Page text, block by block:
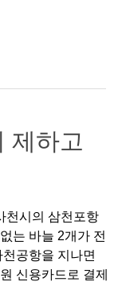
제하고
천시의 삼천포항
는 바늘 2개가 전
공항을 지나면
신용카드로 결제